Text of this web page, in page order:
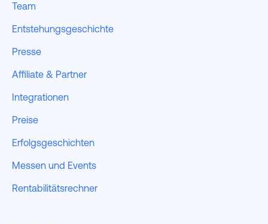
Team
Entstehungsgeschichte
Presse
Affiliate & Partner
Integrationen
Preise
Erfolgsgeschichten
Messen und Events
Rentabilitätsrechner